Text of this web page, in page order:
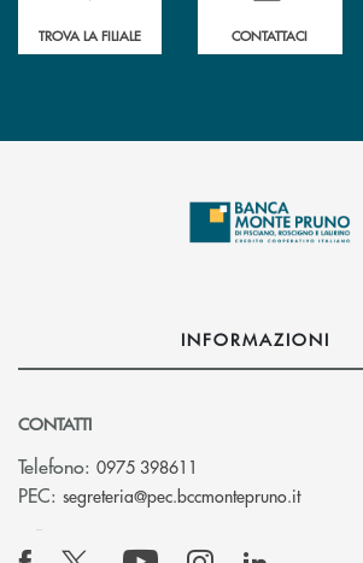
TROVA LA FILIALE CONTATTACI
INFORMAZIONI
CONTATTI
Telefono: 0975 398611
PEC: segreteria@pec.bccmontepruno.it(si